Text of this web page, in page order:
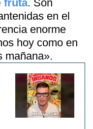
fruta. Son
en el
enorme
hoy como en
mañana».